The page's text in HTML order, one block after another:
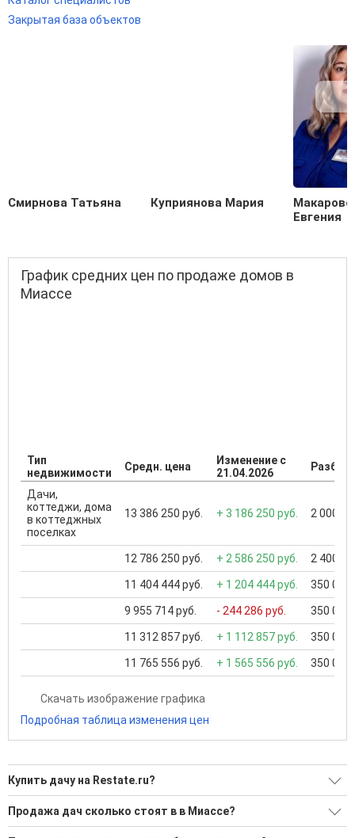
Закрытая база объектов
Смирнова Татьяна Куприянова Мария
Евгения
График средних цен по продаже домов в
Миассе
Тип
недвижимости
Средн. цена
Изменение с
21.04.2026
Дачи,
коттеджи, дома
в коттеджных
поселках
13 386 250 руб. + 3 186 250 руб. 2 000
12 786 250 руб. + 2 586 250 руб. 2 400
11 404 444 руб. + 1 204 444 руб. 350 000
9 955 714 руб. - 244 286 руб. 350 000
11 312 857 руб. + 1 112 857 руб. 350 000
11 765 556 руб. + 1 565 556 руб. 350 000
Скачать изображение графика
Подробная таблица изменения цен
Купить дачу на Restate.ru?
8 актуальных и проверенных объявлений
Продажа дач сколько стоят в в Миассе?